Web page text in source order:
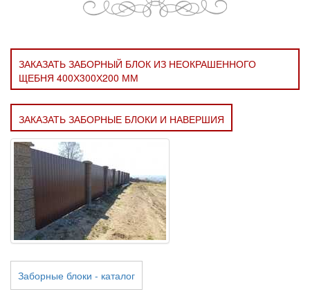
ЗАКАЗАТЬ ЗАБОРНЫЙ БЛОК ИЗ НЕОКРАШЕННОГО
ЩЕБНЯ 400Х300Х200 ММ
ЗАКАЗАТЬ ЗАБОРНЫЕ БЛОКИ И НАВЕРШИЯ
Заборные блоки - каталог